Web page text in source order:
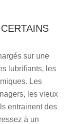
sur une
lubrifiants, les
Les
les vieux
entrainent des
à un